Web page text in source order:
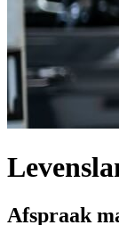
Afspraak